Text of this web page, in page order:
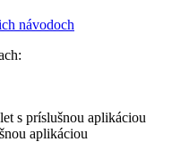
návodoch
s príslušnou aplikáciou
aplikáciou